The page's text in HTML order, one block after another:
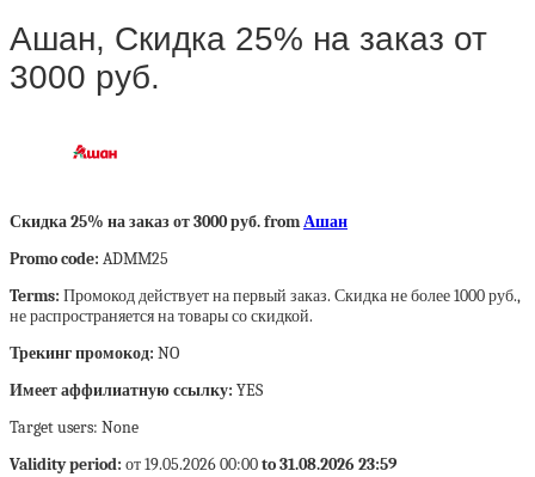
Ашан, Скидка 25% на заказ от
3000 руб.
Скидка 25% на заказ от 3000 руб. fromАшан
Promo code: ADMM25
Terms: Промокод действует на первый заказ. Скидка не более 1000 руб.,
не распространяется на товары со скидкой.
Трекинг промокод: NO
Имеет аффилиатную ссылку: YES
Target users: None
Validity period: от 19.05.2026 00:00to 31.08.2026 23:59